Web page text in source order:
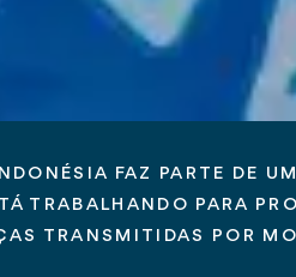
FAZ PARTE DE
TRABALHANDO PARA
TRANSMITIDAS POR